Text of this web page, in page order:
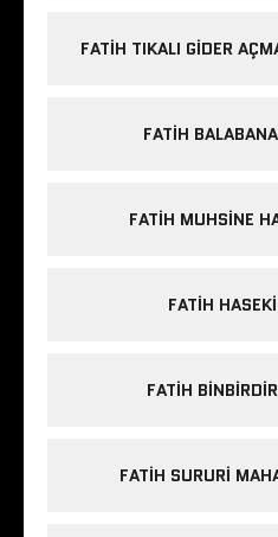
FATIH TIKALI GIDER
FATIH
FATIH MUHSINE
FATIH
FATIH
FATIH SURURI